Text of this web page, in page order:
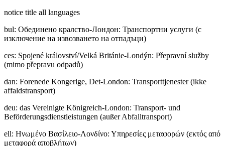
notice title all languages
bul: Обединено кралство-Лондон: Транспортни услуги (с
изключение на извозването на отпадъци)
ces: Spojené království/Velká Británie-Londýn: Přepravní služby
(mimo přepravu odpadů)
dan: Forenede Kongerige, Det-London: Transporttjenester (ikke
affaldstransport)
deu: das Vereinigte Königreich-London: Transport- und
Beförderungsdienstleistungen (außer Abfalltransport)
ell: Ηνωμένο Βασίλειο-Λονδίνο: Υπηρεσίες μεταφορών (εκτός από
μεταφορά αποβλήτων)